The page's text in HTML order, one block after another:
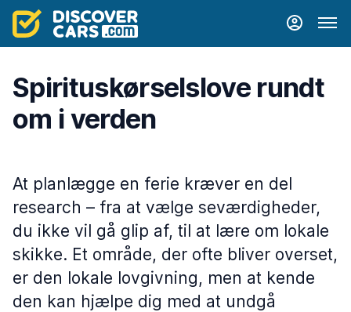
Spirituskørselslove rundt
om i verden
At planlægge en ferie kræver en del
research – fra at vælge seværdigheder,
du ikke vil gå glip af, til at lære om lokale
skikke. Et område, der ofte bliver overset,
er den lokale lovgivning, men at kende
den kan hjælpe dig med at undgå